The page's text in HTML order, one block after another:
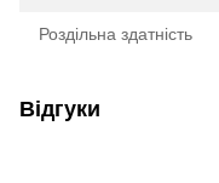
Роздільна здатність
Відгуки